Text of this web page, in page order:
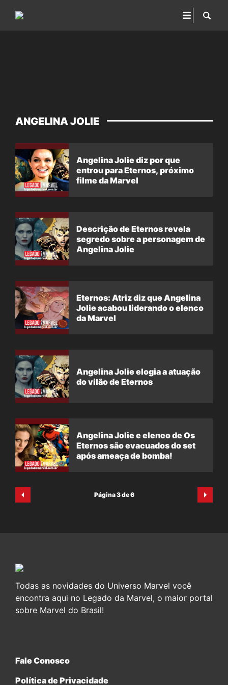
ANGELINA JOLIE
Angelina Jolie diz por que
entrou para Eternos, próximo
filme da Marvel
Descrição de Eternos revela
segredo sobre a personagem de
Angelina Jolie
Eternos: Atriz diz que Angelina
Jolie acabou liderando o elenco
da Marvel
Angelina Jolie elogia a atuação
do vilão de Eternos
Angelina Jolie e elenco de Os
Eternos são evacuados do set
após ameaça de bomba!
Página 3 de 6
Todas as novidades do Universo Marvel você
encontra aqui no Legado da Marvel, o maior portal
sobre Marvel do Brasil!
Fale Conosco
Política de Privacidade